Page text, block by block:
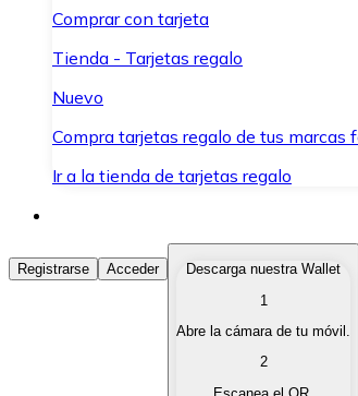
Comprar con tarjeta
Tienda - Tarjetas regalo
Nuevo
Compra tarjetas regalo de tus
Ir a la tienda de tarjetas regalo
Comprar Criptomonedas
Compra criptomonedas con diferentes
Vende tus criptomonedas de forma
Registrarse Acceder
Descarga nuestra Wallet
1
Abre la cámara de tu móvil.
2